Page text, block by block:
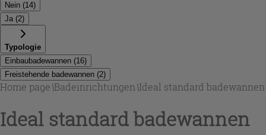
Nein (14)
Ja (2)
Typologie
Einbaubadewannen (16)
Freistehende badewannen (2)
Home page\Badeinrichtungen \Ideal standard badewannen
Ideal standard badewannen